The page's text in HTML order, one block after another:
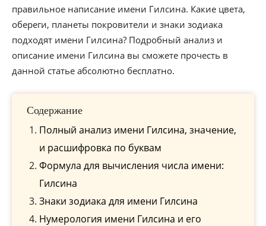
правильное написание имени Гилсина. Какие цвета,
обереги, планеты покровители и знаки зодиака
подходят имени Гилсина? Подробный анализ и
описание имени Гилсина вы сможете прочесть в
данной статье абсолютно бесплатно.
Содержание
Полный анализ имени Гилсина, значение,
и расшифровка по буквам
Формула для вычисления числа имени:
Гилсина
Знаки зодиака для имени Гилсина
Нумерология имени Гилсина и его